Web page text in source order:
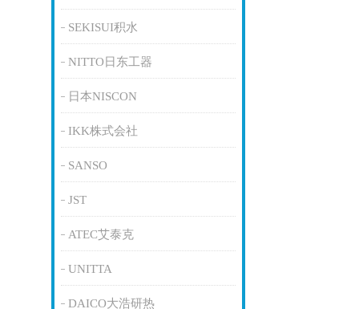
SEKISUI积水
NITTO日东工器
日本NISCON
IKK株式会社
SANSO
JST
ATEC艾泰克
UNITTA
DAICO大浩研热